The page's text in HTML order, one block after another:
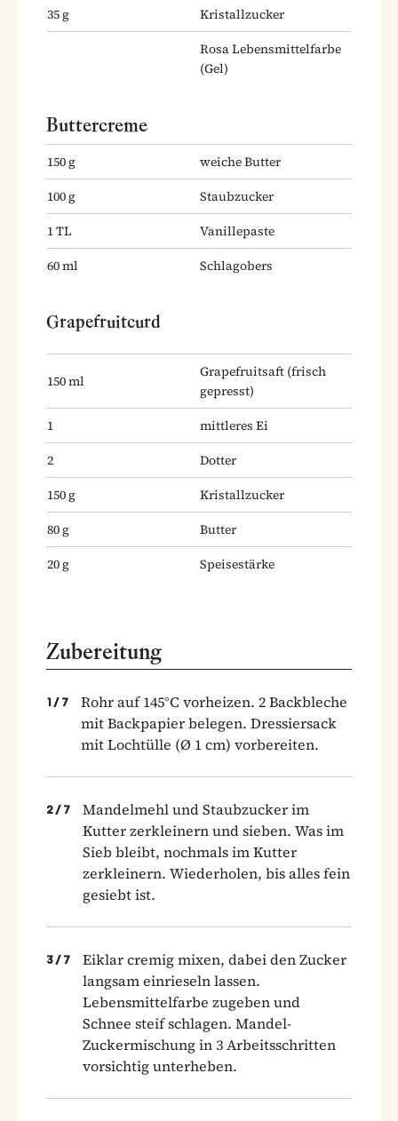
35g
Kristallzucker
Rosa Lebensmittelfarbe
(Gel)
Buttercreme
150g
weiche Butter
100g
Staubzucker
1TL
Vanillepaste
60ml Schlagobers
Grapefruitcurd
150ml
Grapefruitsaft (frisch
gepresst)
1
mittleres Ei
2
Dotter
150g
Kristallzucker
80g
Butter
20g Speisestärke
Zubereitung
1 / 7
Rohr auf 145°C vorheizen. 2 Backbleche
mit Backpapier belegen. Dressiersack
mit Lochtülle (Ø 1 cm) vorbereiten.
2 / 7
Mandelmehl und Staubzucker im
Kutter zerkleinern und sieben. Was im
Sieb bleibt, nochmals im Kutter
zerkleinern. Wiederholen, bis alles fein
gesiebt ist.
3 / 7
Eiklar cremig mixen, dabei den Zucker
langsam einrieseln lassen.
Lebensmittelfarbe zugeben und
Schnee steif schlagen. Mandel-
Zuckermischung in 3 Arbeitsschritten
vorsichtig unterheben.